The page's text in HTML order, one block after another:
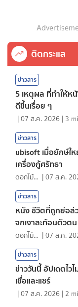
ติดกระแส
ข่าวสาร
5 เหตุผล ที่ทำให้ห
ดีขึ้นเรื่อย ๆ
|07 ส.ค. 2026 | 3
ข่าวสาร
ubisoft เมื่อยักษ์ใ
เครื่องกู้ศรัทธา
ดอกไม้กับสายน้ำ |07 ส.ค.
ข่าวสาร
หนัง ชีวิตที่ถูกย่อส่
จกเงาสะท้อนตัวตน
ดอกไม้กับสายน้ำ |07 ส.ค.
ข่าวสาร
ข่าววันนี้ อัปเดตไว
เชื่อและแชร์
|07 ส.ค. 2026 | 2